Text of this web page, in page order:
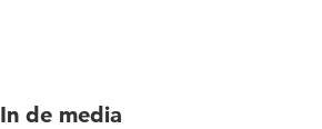
In de media